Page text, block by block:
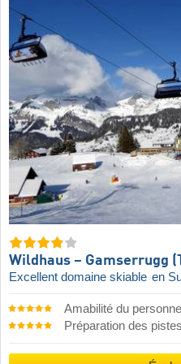
Wildhaus – Gamserrugg
Excellent domaine skiable en
Amabilité du personnel
Préparation des pistes